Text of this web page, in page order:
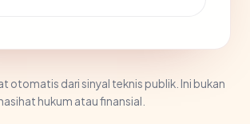
otomatis dari sinyal teknis publik. Ini bukan
hukum atau finansial.